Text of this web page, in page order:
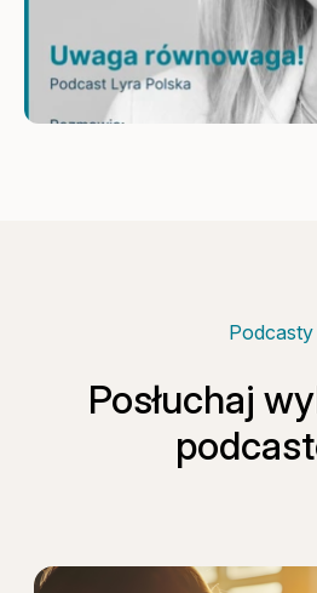
Podcasty
Posłuchaj